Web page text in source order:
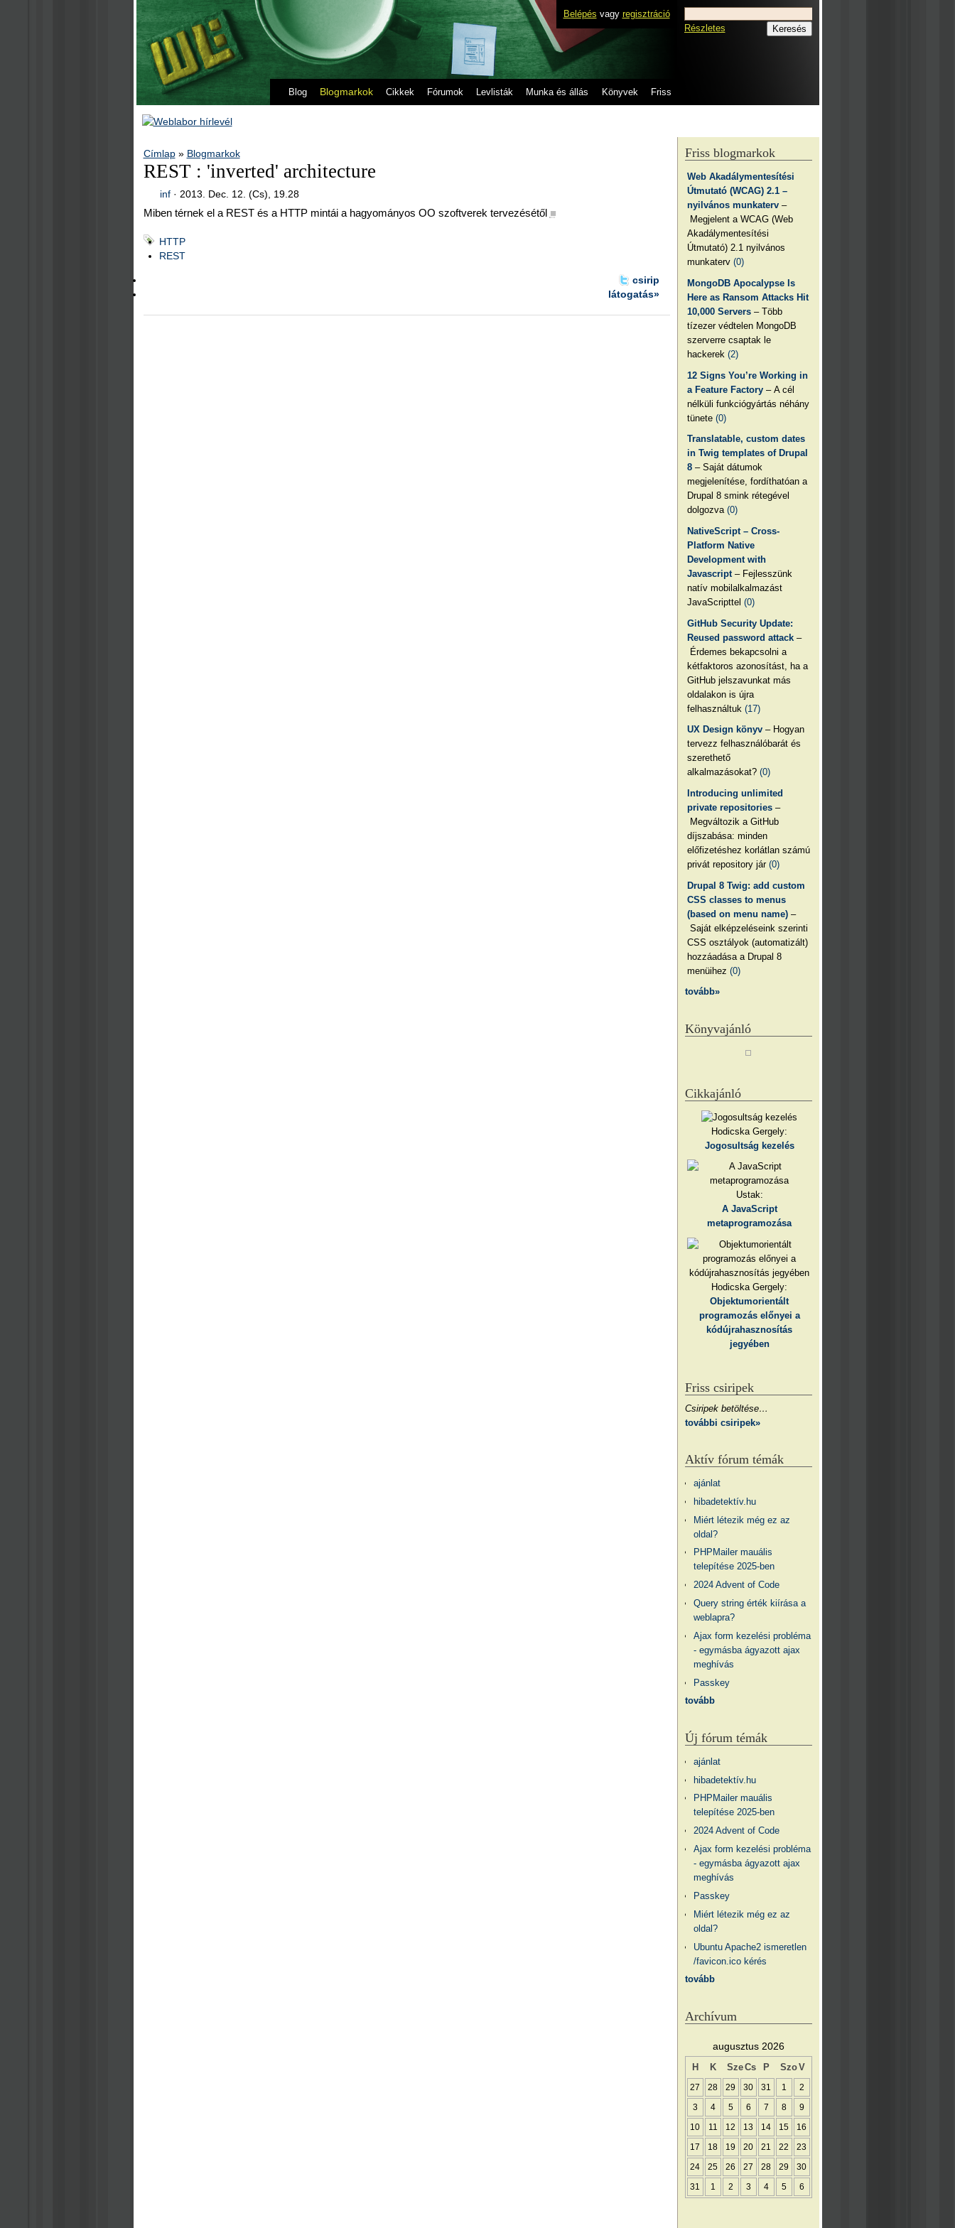
Belépés vagy regisztráció
Blog Blogmarkok Cikkek Fórumok Levlisták Munka és állás Könyvek Friss
Részletes
Címlap» Blogmarkok
REST : 'inverted' architecture
inf · 2013. Dec. 12. (Cs), 19.28
Miben térnek el a REST és a HTTP mintái a hagyományos OO szoftverek tervezésétől ■
HTTP
REST
csirip
látogatás»
Friss blogmarkok
Web Akadálymentesítési
Útmutató (WCAG) 2.1 –
nyilvános munkaterv –
Megjelent a WCAG (Web
Akadálymentesítési
Útmutató) 2.1 nyilvános
munkaterv(0)
MongoDB Apocalypse Is
Here as Ransom Attacks Hit
10,000 Servers – Több
tízezer védtelen MongoDB
szerverre csaptak le
hackerek(2)
12 Signs You’re Working in
a Feature Factory – A cél
nélküli funkciógyártás néhány
tünete(0)
Translatable, custom dates
in Twig templates of Drupal
8 – Saját dátumok
megjelenítése, fordíthatóan a
Drupal 8 smink rétegével
dolgozva(0)
NativeScript – Cross-
Platform Native
Development with
Javascript – Fejlesszünk
natív mobilalkalmazást
JavaScripttel(0)
GitHub Security Update:
Reused password attack –
Érdemes bekapcsolni a
kétfaktoros azonosítást, ha a
GitHub jelszavunkat más
oldalakon is újra
felhasználtuk(17)
UX Design könyv – Hogyan
tervezz felhasználóbarát és
szerethető
alkalmazásokat?(0)
Introducing unlimited
private repositories –
Megváltozik a GitHub
díjszabása: minden
előfizetéshez korlátlan számú
privát repository jár(0)
Drupal 8 Twig: add custom
CSS classes to menus
(based on menu name) –
Saját elképzeléseink szerinti
CSS osztályok (automatizált)
hozzáadása a Drupal 8
menüihez(0)
tovább»
Könyvajánló
Cikkajánló
Hodicska Gergely:
Jogosultság kezelés
Ustak:
A JavaScript
metaprogramozása
Hodicska Gergely:
Objektumorientált
programozás előnyei a
kódújrahasznosítás
jegyében
Friss csiripek
Csiripek betöltése…
további csiripek»
Aktív fórum témák
ajánlat
hibadetektív.hu
Miért létezik még ez az
oldal?
PHPMailer mauális
telepítése 2025-ben
2024 Advent of Code
Query string érték kiírása a
weblapra?
Ajax form kezelési probléma
- egymásba ágyazott ajax
meghívás
Passkey
tovább
Új fórum témák
ajánlat
hibadetektív.hu
PHPMailer mauális
telepítése 2025-ben
2024 Advent of Code
Ajax form kezelési probléma
- egymásba ágyazott ajax
meghívás
Passkey
Miért létezik még ez az
oldal?
Ubuntu Apache2 ismeretlen
/favicon.ico kérés
tovább
Archívum
augusztus 2026
H K SzeCs P SzoV
27 28 29 30 31 1 2
3 4 5 6 7 8 9
10 11 12 13 14 15 16
17 18 19 20 21 22 23
24 25 26 27 28 29 30
31 1 2 3 4 5 6